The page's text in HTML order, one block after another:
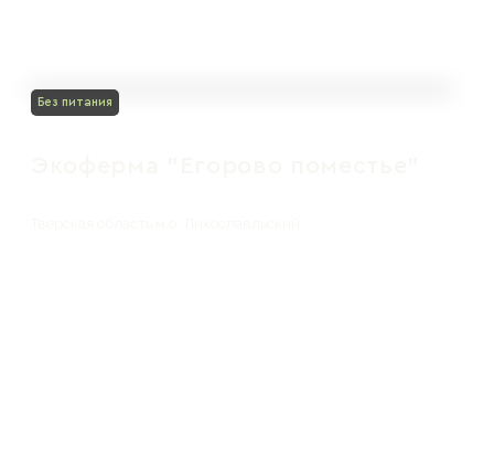
Без питания